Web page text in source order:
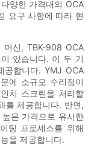
양한 가격대의 OCA
요구 사항에 따라 현
머신, TBK-908 OCA
있습니다. 이 두 기
공합니다. YMJ OCA
에 소규모 수리점이
치 스크린을 처리할
를 제공합니다. 반면,
은 가격으로 유사한
팅 프로세스를 위해
을 제공합니다.